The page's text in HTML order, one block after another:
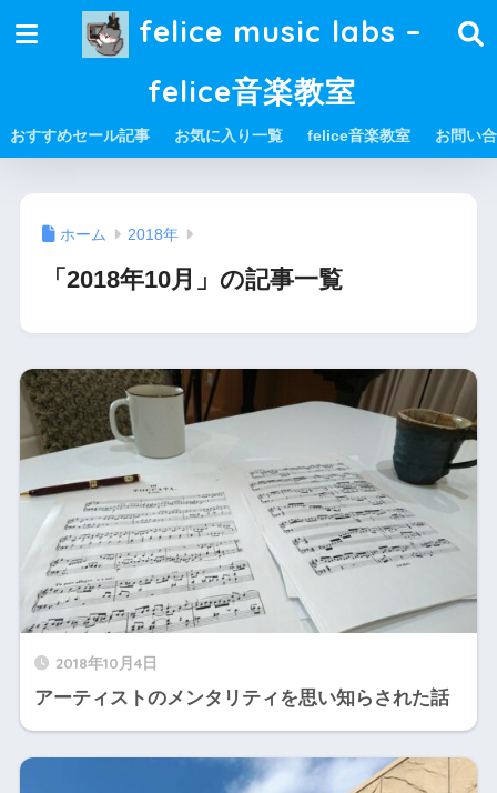
felice music labs –
felice音楽教室
おすすめセール記事 お気に入り一覧 felice音楽教室 お問い
ホーム 2018年
「2018年10月」の記事一覧
2018年10月4日
アーティストのメンタリティを思い知らされた話